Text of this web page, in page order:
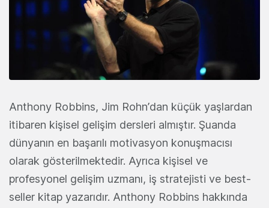
Anthony Robbins, Jim Rohn’dan küçük yaşlardan
itibaren kişisel gelişim dersleri almıştır. Şuanda
dünyanın en başarılı motivasyon konuşmacısı
olarak gösterilmektedir. Ayrıca kişisel ve
profesyonel gelişim uzmanı, iş stratejisti ve best-
seller kitap yazarıdır. Anthony Robbins hakkında